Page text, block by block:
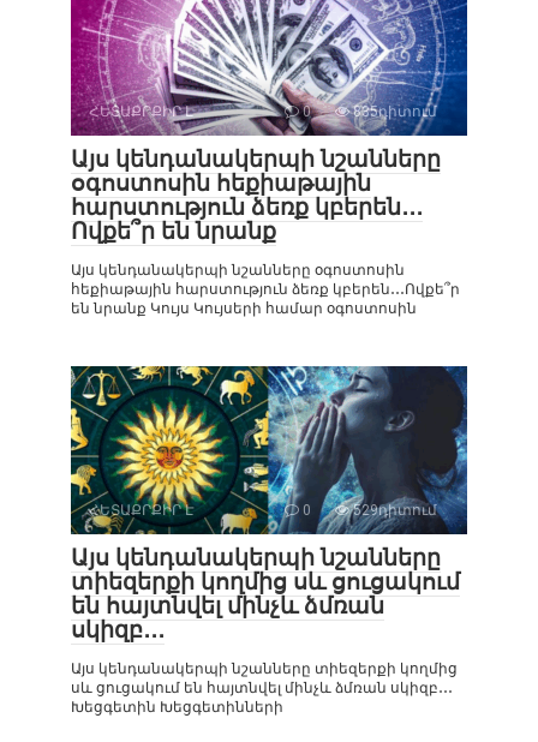
ՀԵՏԱՔՐՔԻՐ Է 0 835դիտում
Այս կենդանակերպի նշանները
օգոստոսին հեքիաթային
հարստություն ձեռք կբերեն․․․
Ովքե՞ր են նրանք
Այս կենդանակերպի նշանները օգոստոսին
հեքիաթային հարստություն ձեռք կբերեն․․․Ովքե՞ր
են նրանք Կույս Կույսերի համար օգոստոսին
ՀԵՏԱՔՐՔԻՐ Է 0 529դիտում
Այս կենդանակերպի նշանները
տիեզերքի կողմից սև ցուցակում
են հայտնվել մինչև ձմռան
սկիզբ․․․
Այս կենդանակերպի նշանները տիեզերքի կողմից
սև ցուցակում են հայտնվել մինչև ձմռան սկիզբ․․․
Խեցգետին Խեցգետինների